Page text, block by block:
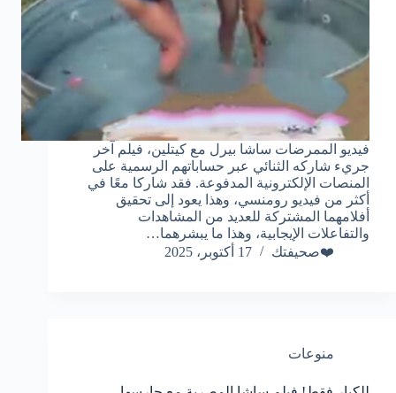
فيديو الممرضات ساشا بيرل مع كيتلين، فيلم آخر
جريء شاركه الثنائي عبر حساباتهم الرسمية على
المنصات الإلكترونية المدفوعة. فقد شاركا معًا في
أكثر من فيديو رومنسي، وهذا يعود إلى تحقيق
أفلامهما المشتركة للعديد من المشاهدات
والتفاعلات الإيجابية، وهذا ما يبشرهما…
❤️صحيفتك
17 أكتوبر، 2025
منوعات